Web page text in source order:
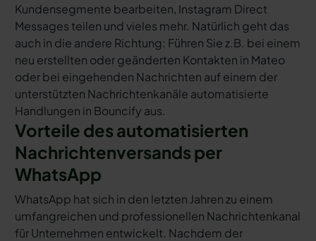
Kundensegmente bearbeiten, Instagram Direct
Messages teilen und vieles mehr. Natürlich geht das
auch in die andere Richtung: Führen Sie z.B. bei einem
neu erstellten oder geänderten Kontakten in Mateo
oder bei eingehenden Nachrichten auf einem der
unterstützten Nachrichtenkanäle automatisierte
Handlungen in Bouncify aus.
Vorteile des automatisierten
Nachrichtenversands per
WhatsApp
WhatsApp hat sich in den letzten Jahren zu einem
umfangreichen und professionellen Nachrichtenkanal
für Unternehmen entwickelt. Nachdem der